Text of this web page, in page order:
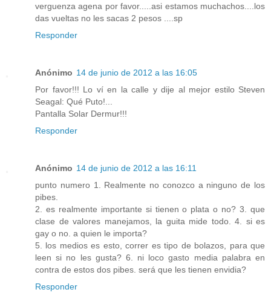
verguenza agena por favor.....asi estamos muchachos....los
das vueltas no les sacas 2 pesos ....sp
Responder
Anónimo 14 de junio de 2012 a las 16:05
Por favor!!! Lo ví en la calle y dije al mejor estilo Steven
Seagal: Qué Puto!...
Pantalla Solar Dermur!!!
Responder
Anónimo 14 de junio de 2012 a las 16:11
punto numero 1. Realmente no conozco a ninguno de los
pibes.
2. es realmente importante si tienen o plata o no? 3. que
clase de valores manejamos, la guita mide todo. 4. si es
gay o no. a quien le importa?
5. los medios es esto, correr es tipo de bolazos, para que
leen si no les gusta? 6. ni loco gasto media palabra en
contra de estos dos pibes. será que les tienen envidia?
Responder